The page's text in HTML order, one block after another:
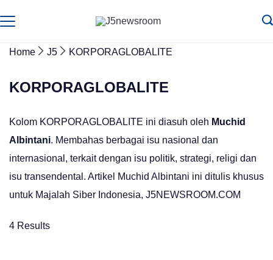
to
Home J5 KORPORAGLOBALITE
KORPORAGLOBALITE
Kolom KORPORAGLOBALITE ini diasuh oleh Muchid
Albintani. Membahas berbagai isu nasional dan
internasional, terkait dengan isu politik, strategi, religi dan
isu transendental. Artikel Muchid Albintani ini ditulis khusus
untuk Majalah Siber Indonesia, J5NEWSROOM.COM
4 Results